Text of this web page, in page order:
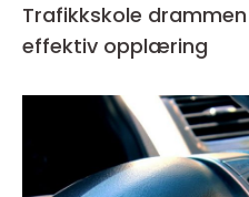
Trafikkskole drammen slik finner du trygg og
effektiv opplæring